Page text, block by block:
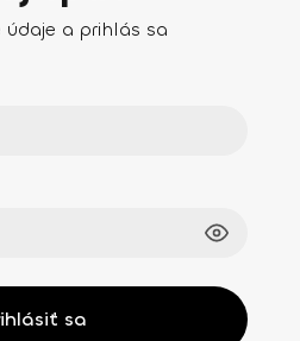
údaje a prihlás sa
sa